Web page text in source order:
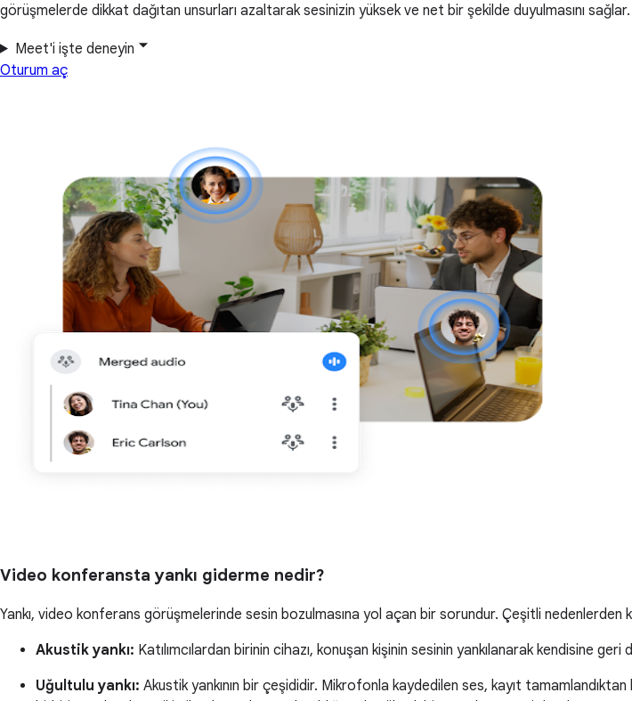
görüşmelerde dikkat dağıtan unsurları azaltarak sesinizin yüksek ve net bir şekilde duyulmasını sağlar.
Meet'i işte deneyin
Oturum aç
Video konferansta yankı giderme nedir?
Yankı, video konferans görüşmelerinde sesin bozulmasına yol açan bir sorundur. Çeşitli nedenlerden
Akustik yankı: Katılımcılardan birinin cihazı, konuşan kişinin sesinin yankılanarak kendisine
Uğultulu yankı: Akustik yankının bir çeşididir. Mikrofonla kaydedilen ses, kayıt